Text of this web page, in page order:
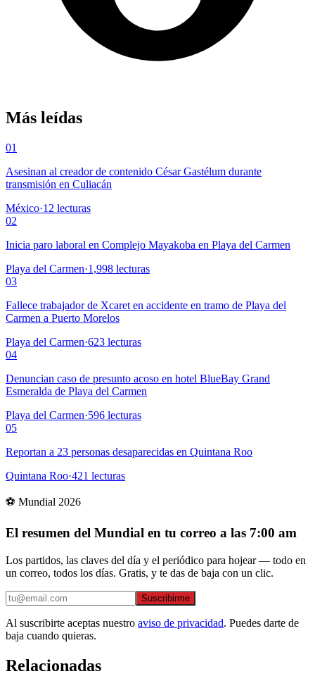
Más leídas
01
Asesinan al creador de contenido César Gastélum durante
transmisión en Culiacán
México·12 lecturas
02
Inicia paro laboral en Complejo Mayakoba en Playa del Carmen
Playa del Carmen·1,998 lecturas
03
Fallece trabajador de Xcaret en accidente en tramo de Playa del
Carmen a Puerto Morelos
Playa del Carmen·623 lecturas
04
Denuncian caso de presunto acoso en hotel BlueBay Grand
Esmeralda de Playa del Carmen
Playa del Carmen·596 lecturas
05
Reportan a 23 personas desaparecidas en Quintana Roo
Quintana Roo·421 lecturas
⚽ Mundial 2026
El resumen del Mundial en tu correo a las 7:00 am
Los partidos, las claves del día y el periódico para hojear — todo en
un correo, todos los días. Gratis, y te das de baja con un clic.
Suscribirme
Al suscribirte aceptas nuestro aviso de privacidad. Puedes darte de
baja cuando quieras.
Relacionadas